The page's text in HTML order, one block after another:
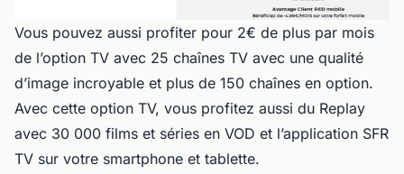
Vous pouvez aussi profiter pour 2€ de plus par mois
de l’option TV avec 25 chaînes TV avec une qualité
d’image incroyable et plus de 150 chaînes en option.
Avec cette option TV, vous profitez aussi du Replay
avec 30 000 films et séries en VOD et l’application SFR
TV sur votre smartphone et tablette.